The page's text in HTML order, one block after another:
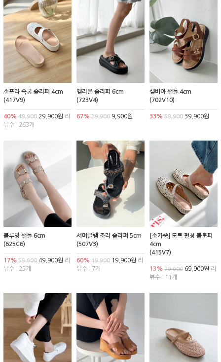
소프라 속굽 슬리퍼 4cm
(417V9)
40% 49,900 29,900원 리
뷰수 : 263개
엘리온 슬리퍼 6cm
(723V4)
67% 29,9009,900원
셀비아 샌들 4cm
(702V10)
33% 59,90039,900원
블루밍 샌들 6cm
(625C6)
17% 59,900 49,900원 리
뷰수 : 25개
서머글램 조리 슬리퍼 5cm
(507V3)
60% 49,90019,900원 리
뷰수 : 7개
[소가죽] 도트 펀칭 블로퍼
4cm
(415V7)
13% 79,90069,900원 리
뷰수 : 11개